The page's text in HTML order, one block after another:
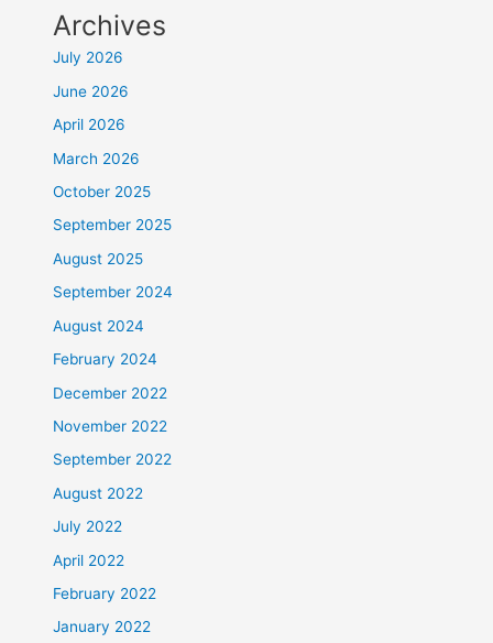
Archives
July 2026
June 2026
April 2026
March 2026
October 2025
September 2025
August 2025
September 2024
August 2024
February 2024
December 2022
November 2022
September 2022
August 2022
July 2022
April 2022
February 2022
January 2022